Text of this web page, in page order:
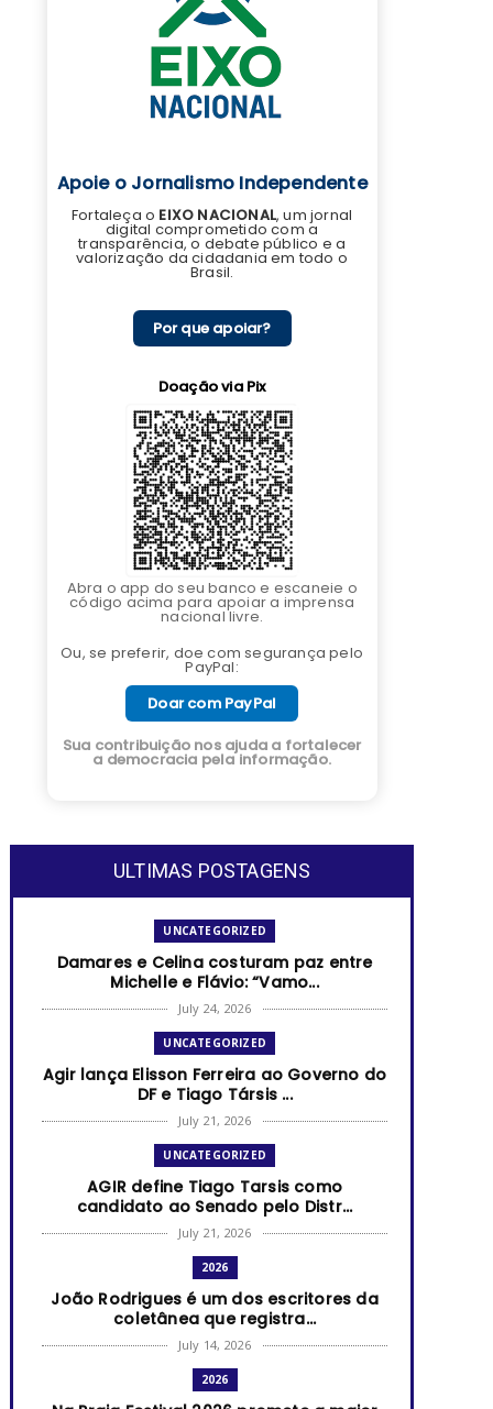
Apoie o Jornalismo Independente
Fortaleça o EIXO NACIONAL, um jornal
digital comprometido com a
transparência, o debate público e a
valorização da cidadania em todo o
Brasil.
Por que apoiar?
Doação via Pix
Abra o app do seu banco e escaneie o
código acima para apoiar a imprensa
nacional livre.
Ou, se preferir, doe com segurança pelo
PayPal:
Doar com PayPal
Sua contribuição nos ajuda a fortalecer
a democracia pela informação.
ULTIMAS POSTAGENS
UNCATEGORIZED
Damares e Celina costuram paz entre
Michelle e Flávio: “Vamo...
July 24, 2026
UNCATEGORIZED
Agir lança Elisson Ferreira ao Governo do
DF e Tiago Társis ...
July 21, 2026
UNCATEGORIZED
AGIR define Tiago Tarsis como
candidato ao Senado pelo Distr...
July 21, 2026
2026
João Rodrigues é um dos escritores da
coletânea que registra...
July 14, 2026
2026